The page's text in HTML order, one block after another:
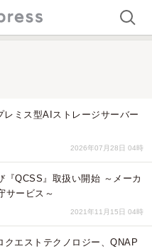
ミス型AIストレージサーバー
2026年07月28日 04時
QCSS』取扱い開始 ～メーカ
サービス～
2021年11月15日 04時
クエストテクノロジー、QNAP